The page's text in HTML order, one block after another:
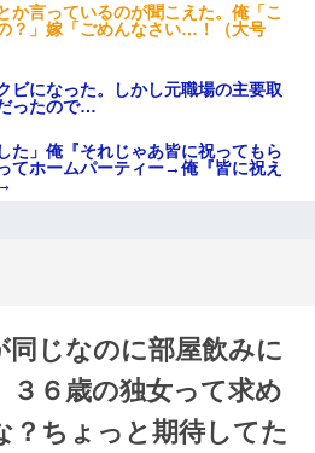
か言っているのが聞こえた。俺「こ
？」嫁「ごめんなさい…！（大号
ビになった。しかし元職場の主要取
ったので…
た」俺『それじゃあ皆に祝ってもら
てホームパーティー→俺『皆に祝え
同じなのに部屋飲みに
６歳の独女って求め
？ちょっと期待してた